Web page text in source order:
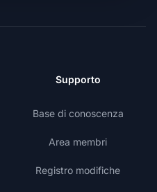
Supporto
Base di conoscenza
Area membri
Registro modifiche